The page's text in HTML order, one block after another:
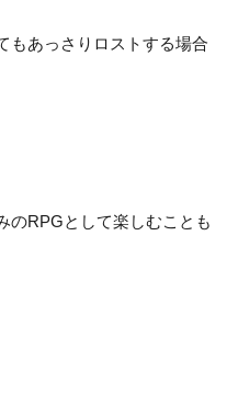
もあっさりロストする場合
のRPGとして楽しむことも